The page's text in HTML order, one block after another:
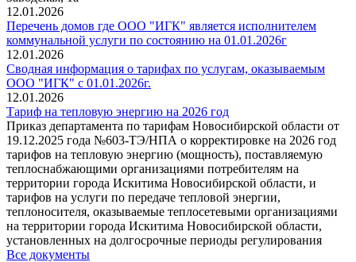
12.01.2026
Перечень домов где ООО "ИГК" является исполнителем
коммунальной услуги по состоянию на 01.01.2026г
12.01.2026
Сводная информация о тарифах по услугам, оказываемым
ООО "ИГК" с 01.01.2026г.
12.01.2026
Тариф на тепловую энергию на 2026 год
Приказ департамента по тарифам Новосибирской области от
19.12.2025 года №603-ТЭ/НПА о корректировке на 2026 год
тарифов на тепловую энергию (мощность), поставляемую
теплоснабжающими организациями потребителям на
территории города Искитима Новосибирской области, и
тарифов на услуги по передаче тепловой энергии,
теплоносителя, оказываемые теплосетевыми организациями
на территории города Искитима Новосибирской области,
установленных на долгосрочные периоды регулирования
Все документы